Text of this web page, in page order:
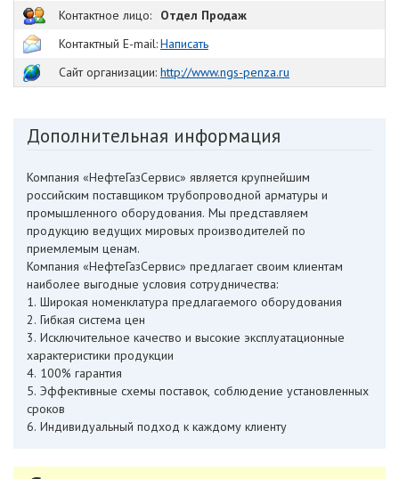
Контактное лицо:
Отдел Продаж
Контактный E-mail:Написать
Сайт организации: http://www.ngs-penza.ru
Дополнительная информация
Компания «НефтеГазСервис» является крупнейшим
российским поставщиком трубопроводной арматуры и
промышленного оборудования. Мы представляем
продукцию ведущих мировых производителей по
приемлемым ценам.
Компания «НефтеГазСервис» предлагает своим клиентам
наиболее выгодные условия сотрудничества:
1. Широкая номенклатура предлагаемого оборудования
2. Гибкая система цен
3. Исключительное качество и высокие эксплуатационные
характеристики продукции
4. 100% гарантия
5. Эффективные схемы поставок, соблюдение установленных
сроков
6. Индивидуальный подход к каждому клиенту